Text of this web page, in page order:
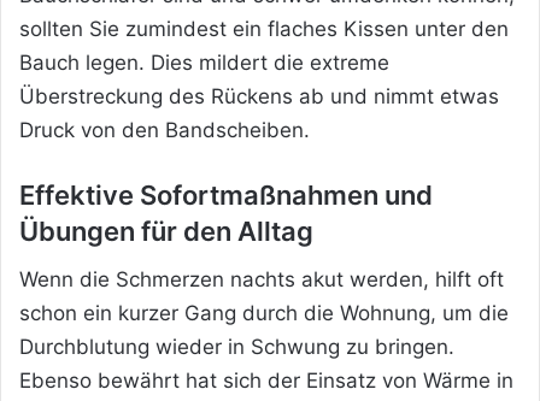
sollten Sie zumindest ein flaches Kissen unter den
Bauch legen. Dies mildert die extreme
Überstreckung des Rückens ab und nimmt etwas
Druck von den Bandscheiben.
Effektive Sofortmaßnahmen und
Übungen für den Alltag
Wenn die Schmerzen nachts akut werden, hilft oft
schon ein kurzer Gang durch die Wohnung, um die
Durchblutung wieder in Schwung zu bringen.
Ebenso bewährt hat sich der Einsatz von Wärme in